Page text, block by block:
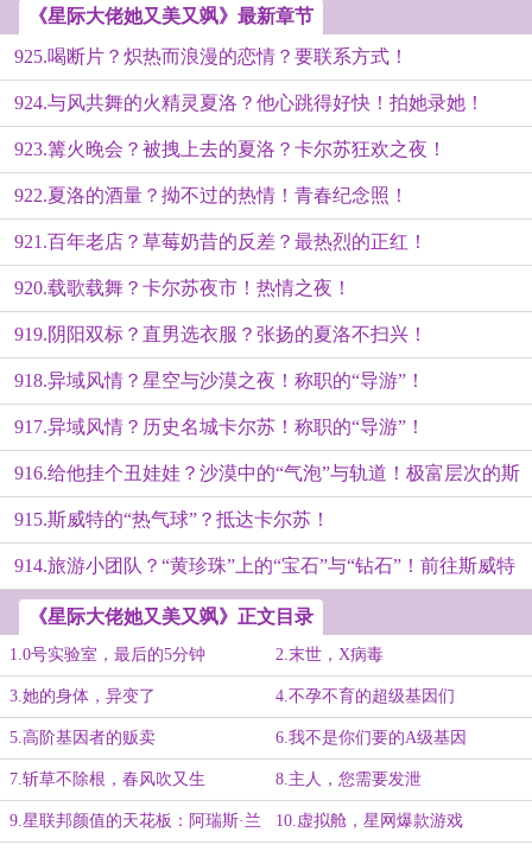
《星际大佬她又美又飒》最新章节
925.喝断片？炽热而浪漫的恋情？要联系方式！
924.与风共舞的火精灵夏洛？他心跳得好快！拍她录她！
923.篝火晚会？被拽上去的夏洛？卡尔苏狂欢之夜！
922.夏洛的酒量？拗不过的热情！青春纪念照！
921.百年老店？草莓奶昔的反差？最热烈的正红！
920.载歌载舞？卡尔苏夜市！热情之夜！
919.阴阳双标？直男选衣服？张扬的夏洛不扫兴！
918.异域风情？星空与沙漠之夜！称职的“导游”！
917.异域风情？历史名城卡尔苏！称职的“导游”！
916.给他挂个丑娃娃？沙漠中的“气泡”与轨道！极富层次的斯
威特！
915.斯威特的“热气球”？抵达卡尔苏！
914.旅游小团队？“黄珍珠”上的“宝石”与“钻石”！前往斯威特
《星际大佬她又美又飒》正文目录
1.0号实验室，最后的5分钟 2.末世，X病毒
3.她的身体，异变了 4.不孕不育的超级基因们
5.高阶基因者的贩卖 6.我不是你们要的A级基因
7.斩草不除根，春风吹又生 8.主人，您需要发泄
9.星联邦颜值的天花板：阿瑞斯·兰 10.虚拟舱，星网爆款游戏